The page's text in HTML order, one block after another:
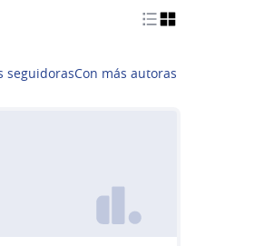
seguidorasCon más autoras